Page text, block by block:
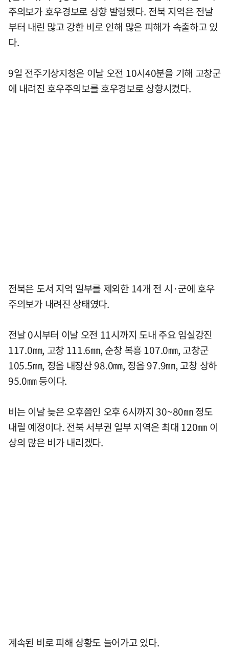
주의보가 호우경보로 상향 발령됐다. 전북 지역은 전날
부터 내린 많고 강한 비로 인해 많은 피해가 속출하고 있
다.
9일 전주기상지청은 이날 오전 10시40분을 기해 고창군
에 내려진 호우주의보를 호우경보로 상향시켰다.
전북은 도서 지역 일부를 제외한 14개 전 시·군에 호우
주의보가 내려진 상태였다.
전날 0시부터 이날 오전 11시까지 도내 주요 임실강진
117.0㎜, 고창 111.6㎜, 순창 복흥 107.0㎜, 고창군
105.5㎜, 정읍 내장산 98.0㎜, 정읍 97.9㎜, 고창 상하
95.0㎜ 등이다.
비는 이날 늦은 오후쯤인 오후 6시까지 30~80㎜ 정도
내릴 예정이다. 전북 서부권 일부 지역은 최대 120㎜ 이
상의 많은 비가 내리겠다.
계속된 비로 피해 상황도 늘어가고 있다.